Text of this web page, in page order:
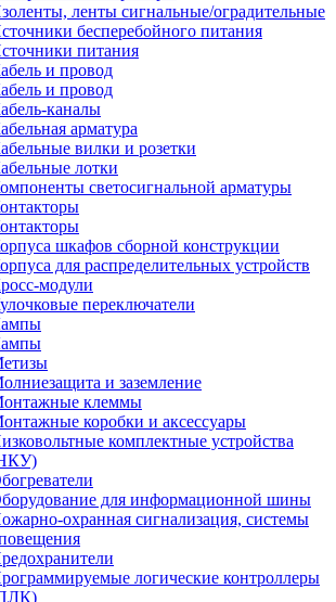
ленты сигнальные/оградительные
бесперебойного питания
питания
и провод
и провод
каналы
арматура
вилки и розетки
лотки
светосигнальной арматуры
шкафов сборной конструкции
для распределительных устройств
модули
переключатели
и заземление
клеммы
коробки и аксессуары
комплектные устройства
для информационной шины
охранная сигнализация, системы
логические контроллеры